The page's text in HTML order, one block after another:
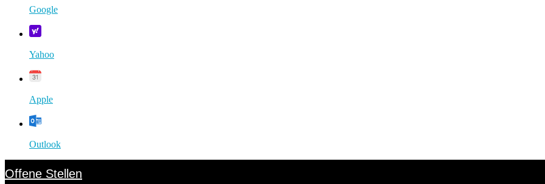
Google
Yahoo
Apple
Outlook
Offene Stellen